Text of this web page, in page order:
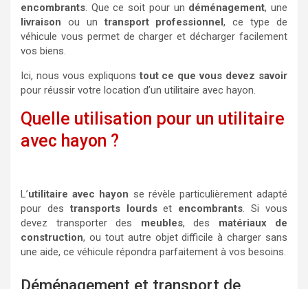
encombrants. Que ce soit pour un déménagement, une
livraison ou untransport professionnel, ce type de
véhicule vous permet de charger et décharger facilement
vos biens.
Ici, nous vous expliquonstout ce que vous devez savoir
pour réussir votre location d’un utilitaire avec hayon.
Quelle utilisation pour un utilitaire
avec hayon ?
L’utilitaire avec hayon se révèle particulièrement adapté
pour destransports lourdset encombrants. Si vous
devez transporter des meubles, des matériaux de
construction, ou tout autre objet difficile à charger sans
une aide, ce véhicule répondra parfaitement à vos besoins.
Déménagement et transport de